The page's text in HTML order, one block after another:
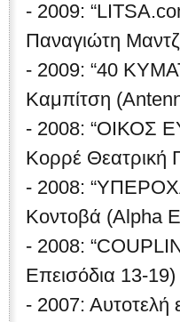
- 2009:
Παναγιώτη
- 2009: “40
Καμπίτση
- 2008: “ΟΙΚΟΣ
Κορρέ Θεατρική
- 2008:
Κοντοβά (Alpha
- 2008:
- 2007: Αυτοτελή